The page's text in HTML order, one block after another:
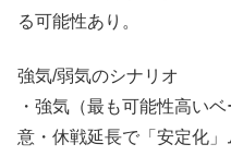
る可能性あり。
強気/弱気のシナリオ
・強気（最も可能性高い
意・休戦延長で「安定化